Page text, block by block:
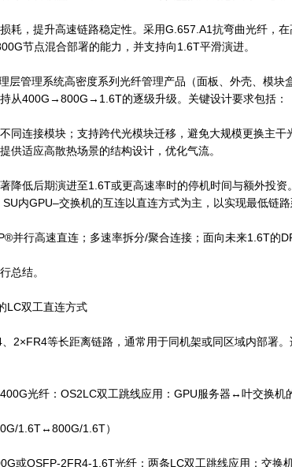
，提升高速链路稳定性。采用G.657.A1抗弯曲光纤，在
节点混合部署的能力，并支持向1.6T平滑演进。
管理系统高密度系列光纤管理产品（面板、外壳、模块
从400G→800G→1.6T的逐级升级。关键设计要求包括：
连接模块；支持跨代光模块迁移，避免大规模更换主干
供适应高散热场景的结构设计，优化气流。
低后期演进至1.6T或更高速率时的停机时间与额外投资
内GPU–交换机的互连以直连方式为主，以实现最低链路
行高速直连；多速率拆分/聚合连接；面向未来1.6T的
总结。
双工直连方式
等长距离链路，通常用于同机架或同区域内部署。
光纤：OS2LC双工跳线应用：GPU服务器↔叶交换机的
1.6T↔800G/1.6T）
OSFP-2FR4-1.6T光纤：两条LC双工跳线应用：交换